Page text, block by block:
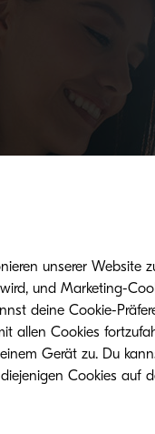
unserer Website
und Marketing-
deine Cookie-
allen Cookies
Gerät zu. Du
Cookies auf